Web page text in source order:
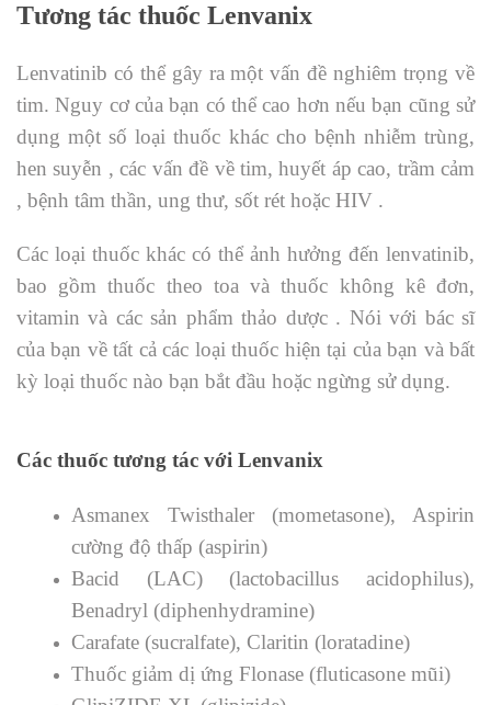
Tương tác thuốc Lenvanix
Lenvatinib có thể gây ra một vấn đề nghiêm trọng về
tim. Nguy cơ của bạn có thể cao hơn nếu bạn cũng sử
dụng một số loại thuốc khác cho bệnh nhiễm trùng,
hen suyễn , các vấn đề về tim, huyết áp cao, trầm cảm
, bệnh tâm thần, ung thư, sốt rét hoặc HIV .
Các loại thuốc khác có thể ảnh hưởng đến lenvatinib,
bao gồm thuốc theo toa và thuốc không kê đơn,
vitamin và các sản phẩm thảo dược . Nói với bác sĩ
của bạn về tất cả các loại thuốc hiện tại của bạn và bất
kỳ loại thuốc nào bạn bắt đầu hoặc ngừng sử dụng.
Các thuốc tương tác với Lenvanix
Asmanex Twisthaler (mometasone), Aspirin
cường độ thấp (aspirin)
Bacid (LAC) (lactobacillus acidophilus),
Benadryl (diphenhydramine)
Carafate (sucralfate), Claritin (loratadine)
Thuốc giảm dị ứng Flonase (fluticasone mũi)